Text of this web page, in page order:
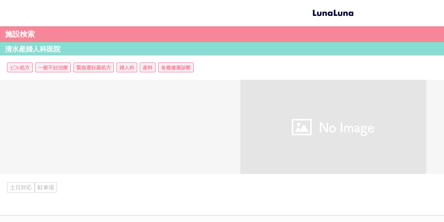
施設検索
清水産婦人科医院
ピル処方 一般不妊治療 緊急避妊薬処方 婦人科 産科 各種健康診断
土日対応 駐車場